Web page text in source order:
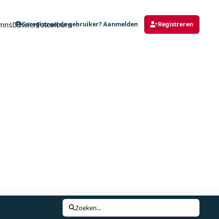
DossierFotoalbum
Geregistreerde gebruiker? Aanmelden Registreren
Zoeken...